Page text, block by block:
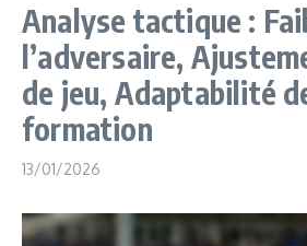
Analyse tactique :
l’adversaire,
de jeu, Adaptabilité
formation
13/01/2026